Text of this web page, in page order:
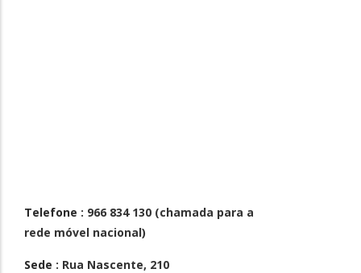
Telefone : 966 834 130 (chamada para a
rede móvel nacional)
Sede : Rua Nascente, 210